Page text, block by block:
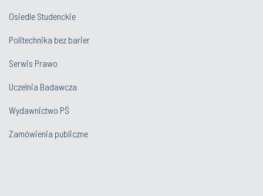
Osiedle Studenckie
Politechnika bez barier
Serwis Prawo
Uczelnia Badawcza
Wydawnictwo PŚ
Zamówienia publiczne